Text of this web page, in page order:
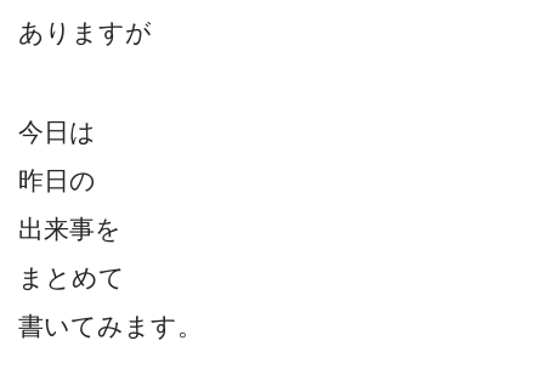
ありますが
今日は
昨日の
出来事を
まとめて
書いてみます。